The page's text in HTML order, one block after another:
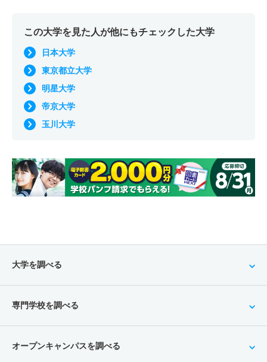
この大学を見た人が他にもチェックした大学
日本大学
東京都立大学
明星大学
帝京大学
玉川大学
大学を調べる
専門学校を調べる
オープンキャンパスを調べる